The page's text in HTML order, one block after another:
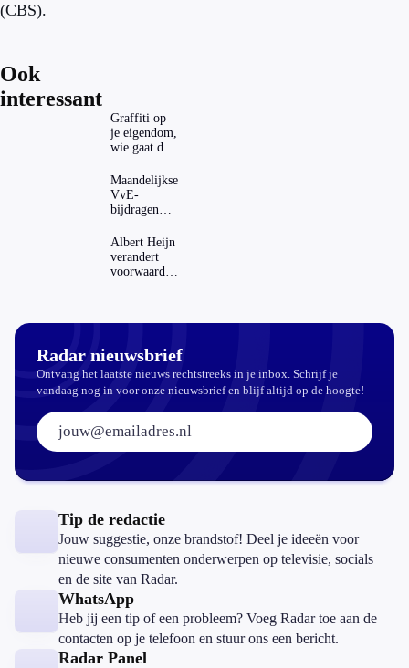
(CBS).
Ook
interessant
Graffiti op
je eigendom,
wie gaat dat
Maandelijkse
VvE-
bijdragen
dat invloed
op je
hypotheek?
Albert Heijn
verandert
voorwaarden
Radar nieuwsbrief
Ontvang het laatste nieuws rechtstreeks in je inbox. Schrijf je
vandaag nog in voor onze nieuwsbrief en blijf altijd op de hoogte!
E-mailadres:
Tip de redactie
Jouw suggestie, onze brandstof! Deel je ideeën voor
nieuwe consumenten onderwerpen op televisie, socials
en de site van Radar.
WhatsApp
Heb jij een tip of een probleem? Voeg Radar toe aan de
contacten op je telefoon en stuur ons een bericht.
Radar Panel